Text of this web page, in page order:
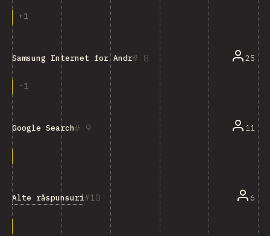
+1
8
Samsung Internet for Android
-1
25
9
Google Search 11
10
Alte răspunsuri 6